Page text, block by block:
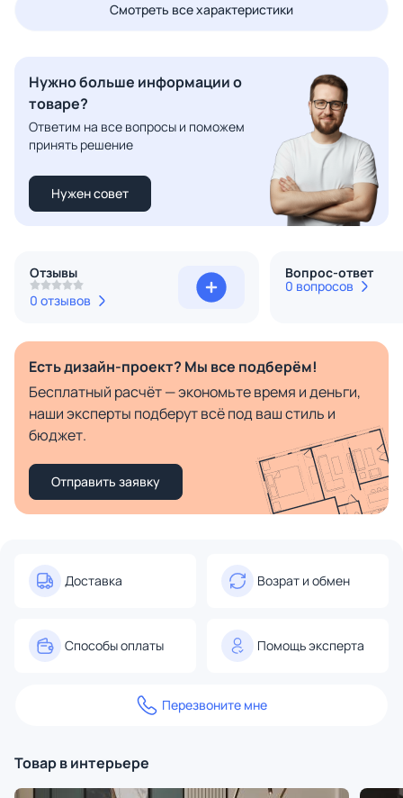
Смотреть все характеристики
Нужно больше информации о
товаре?
Ответим на все вопросы и поможем
принять решение
Нужен совет
Отзывы
0 отзывов
Вопрос-ответ
0 вопросов
Есть дизайн-проект? Мы все подберём!
Бесплатный расчёт — экономьте время и деньги,
наши эксперты подберут всё под ваш стиль и
бюджет.
Отправить заявку
Доставка Возрат и обмен
Способы оплаты Помощь эксперта
Перезвоните мне
Товар в интерьере